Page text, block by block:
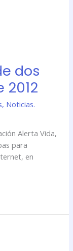
dos
, Noticias.
Alerta Vida,
para
en